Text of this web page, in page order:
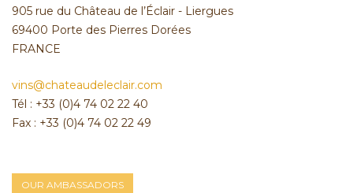
905 rue du Château de l’Éclair - Liergues
69400 Porte des Pierres Dorées
FRANCE
vins@chateaudeleclair.com
Tél : +33 (0)4 74 02 22 40
Fax : +33 (0)4 74 02 22 49
OUR AMBASSADORS